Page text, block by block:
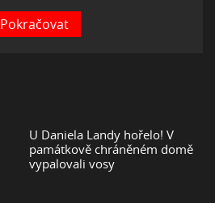
Pokračovat
U Daniela Landy hořelo! V
památkově chráněném domě
vypalovali vosy